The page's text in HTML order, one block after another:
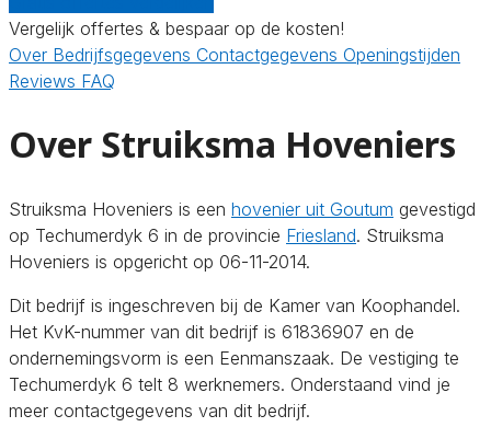
Vergelijk offertes & bespaar op de kosten!
Over Bedrijfsgegevens Contactgegevens Openingstijden
Reviews FAQ
Over Struiksma Hoveniers
Struiksma Hoveniers is een hovenier uit Goutum gevestigd
op Techumerdyk 6 in de provincie Friesland. Struiksma
Hoveniers is opgericht op 06-11-2014.
Dit bedrijf is ingeschreven bij de Kamer van Koophandel.
Het KvK-nummer van dit bedrijf is 61836907 en de
ondernemingsvorm is een Eenmanszaak. De vestiging te
Techumerdyk 6 telt 8 werknemers. Onderstaand vind je
meer contactgegevens van dit bedrijf.